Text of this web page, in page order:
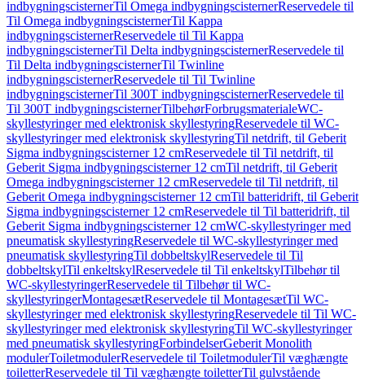
indbygningscisternerTil Omega indbygningscisternerReservedele til
Til Omega indbygningscisternerTil Kappa
indbygningscisternerReservedele til Til Kappa
indbygningscisternerTil Delta indbygningscisternerReservedele til
Til Delta indbygningscisternerTil Twinline
indbygningscisternerReservedele til Til Twinline
indbygningscisternerTil 300T indbygningscisternerReservedele til
Til 300T indbygningscisternerTilbehørForbrugsmaterialeWC-
skyllestyringer med elektronisk skyllestyringReservedele til WC-
skyllestyringer med elektronisk skyllestyringTil netdrift, til Geberit
Sigma indbygningscisterner 12 cmReservedele til Til netdrift, til
Geberit Sigma indbygningscisterner 12 cmTil netdrift, til Geberit
Omega indbygningscisterner 12 cmReservedele til Til netdrift, til
Geberit Omega indbygningscisterner 12 cmTil batteridrift, til Geberit
Sigma indbygningscisterner 12 cmReservedele til Til batteridrift, til
Geberit Sigma indbygningscisterner 12 cmWC-skyllestyringer med
pneumatisk skyllestyringReservedele til WC-skyllestyringer med
pneumatisk skyllestyringTil dobbeltskylReservedele til Til
dobbeltskylTil enkeltskylReservedele til Til enkeltskylTilbehør til
WC-skyllestyringerReservedele til Tilbehør til WC-
skyllestyringerMontagesætReservedele til MontagesætTil WC-
skyllestyringer med elektronisk skyllestyringReservedele til Til WC-
skyllestyringer med elektronisk skyllestyringTil WC-skyllestyringer
med pneumatisk skyllestyringForbindelserGeberit Monolith
modulerToiletmodulerReservedele til ToiletmodulerTil væghængte
toiletterReservedele til Til væghængte toiletterTil gulvstående